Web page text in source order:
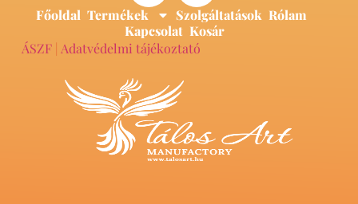
Főoldal Termékek Szolgáltatások Rólam
Kapcsolat Kosár
ÁSZF| Adatvédelmi tájékoztató